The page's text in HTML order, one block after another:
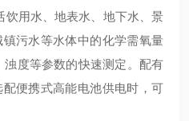
饮用水、地表水、地下水、景
污水等水体中的化学需氧量
度等参数的快速测定。配有
配便携式高能电池供电时，可